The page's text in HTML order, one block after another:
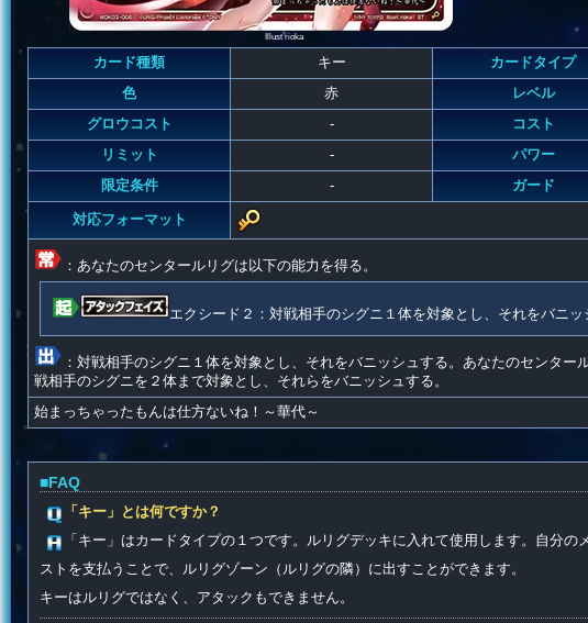
Illust rioka
カード種類 キー カードタイプ
色
赤 レベル
グロウコスト
- コスト
リミット
- パワー
限定条件
- ガード
対応フォーマット
：あなたのセンタールリグは以下の能力を得る。
エクシード２：対戦相手のシグニ１体を対象とし、それをバニッ
：対戦相手のシグニ１体を対象とし、それをバニッシュする。あなたのセンター
戦相手のシグニを２体まで対象とし、それらをバニッシュする。
始まっちゃったもんは仕方ないね！～華代～
■FAQ
「キー」とは何ですか？
「キー」はカードタイプの１つです。ルリグデッキに入れて使用します。自分の
ストを支払うことで、ルリグゾーン（ルリグの隣）に出すことができます。
キーはルリグではなく、アタックもできません。